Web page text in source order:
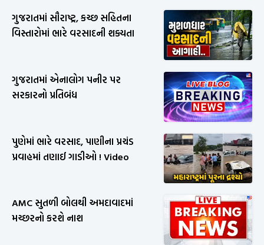
ગુજરાતમાં સૌરાષ્ટ્ર, કચ્છ સહિતના
વિસ્તારોમાં ભારે વરસાદની શક્યતા
ગુજરાતમાં એનાલોગ પનીર પર
સરકારનો પ્રતિબંધ
પુણેમાં ભારે વરસાદ, પાણીના પ્રચંડ
પ્રવાહમાં તણાઈ ગાડીઓ ! Video
AMC સુતળી બોલથી અમદાવાદમાં
મચ્છરનો કરશે નાશ